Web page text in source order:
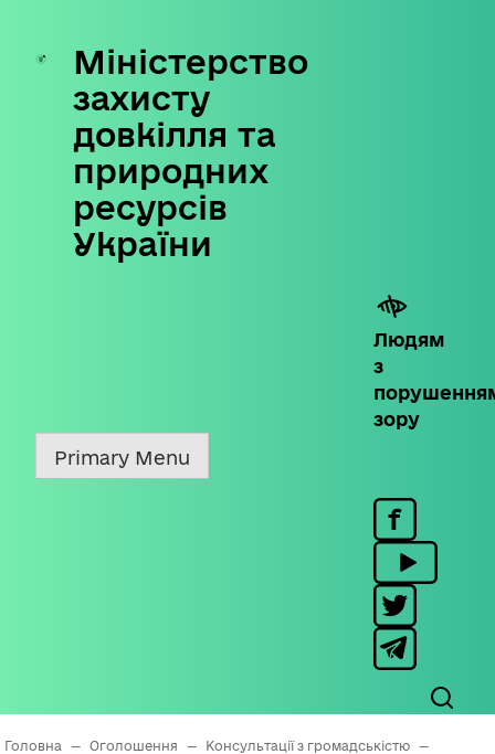
Skip
content
Міністерство
захисту
довкілля та
природних
ресурсів
України
Людям
з
зору
Primary Menu
Головна — Оголошення — Консультації з громадськістю
—